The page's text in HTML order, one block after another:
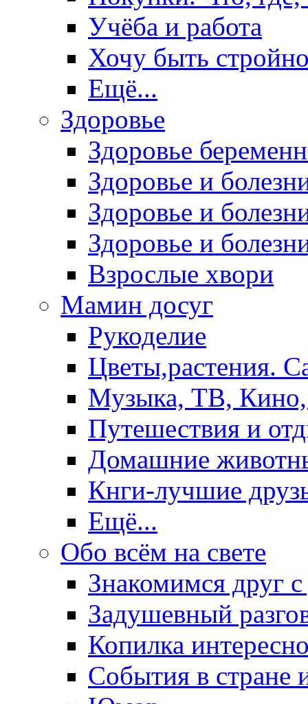
Учёба и работа
Хочу быть
Ещё...
Здоровье
Здоровье
Здоровье и
Здоровье и
Здоровье и
Взрослые хвори
Мамин досуг
Рукоделие
Цветы,растения.
Музыка, ТВ,
Путешествия и
Домашние
Кнги-лучшие
Ещё...
Обо всём на свете
Знакомимся друг
Задушевный
Копилка
События в стране